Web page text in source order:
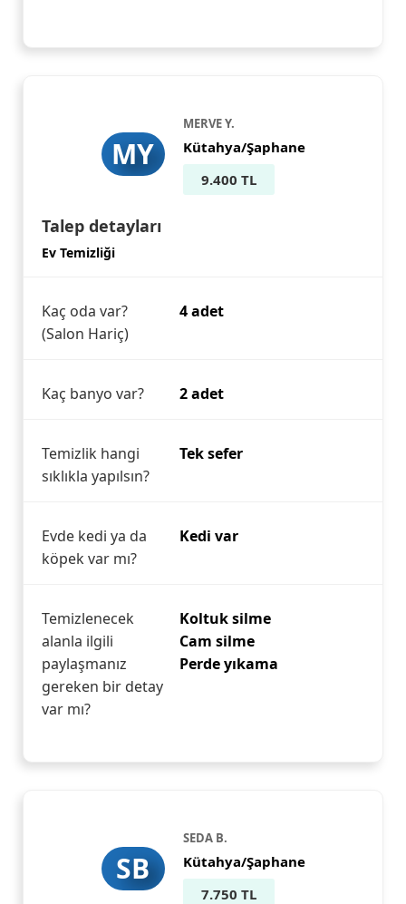
MY
MERVE Y.
Kütahya/Şaphane
9.400 TL
Talep detayları
Ev Temizliği
Kaç oda var?
(Salon Hariç)
4 adet
Kaç banyo var? 2 adet
Temizlik hangi
sıklıkla yapılsın?
Tek sefer
Evde kedi ya da
köpek var mı?
Kedi var
Temizlenecek
alanla ilgili
paylaşmanız
gereken bir detay
var mı?
Koltuk silme
Cam silme
Perde yıkama
SB
SEDA B.
Kütahya/Şaphane
7.750 TL